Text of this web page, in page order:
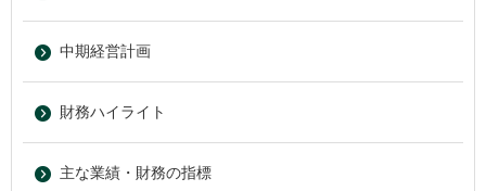
中期経営計画
財務ハイライト
主な業績・財務の指標